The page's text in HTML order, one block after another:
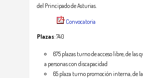
del Principado de Asturias.
Convocatoria
Plazas: 740
675 plazas turno de acceso libre, de las
a personas con discapacidad
65 plaza turno promoción interna, de